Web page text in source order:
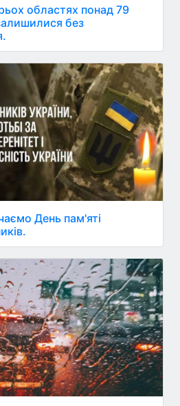
областях понад 79
без
День пам'яті